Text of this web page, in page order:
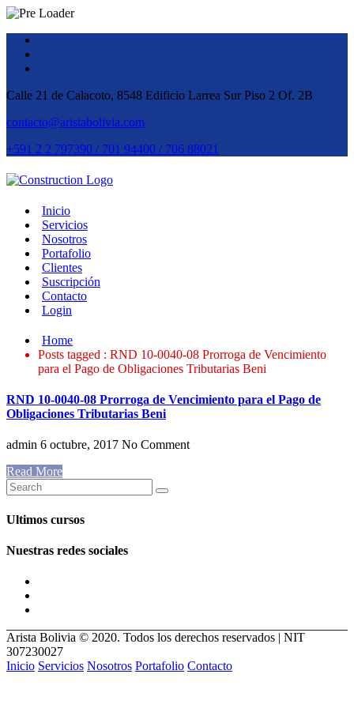
Calle 21 de Calacoto, 8548 Edificio Larrea Sur Piso 2 Of. 2B
contacto@aristabolivia.com
+591 2 2 797390 / 701 94400 / 706 88021
Inicio
Servicios
Nosotros
Portafolio
Clientes
Suscripción
Contacto
Login
Home
Posts tagged : RND 10-0040-08 Prorroga de Vencimiento
para el Pago de Obligaciones Tributarias Beni
RND 10-0040-08 Prorroga de Vencimiento para el Pago de
Obligaciones Tributarias Beni
admin 6 octubre, 2017 No Comment
Read More
Ultimos cursos
Nuestras redes sociales
Arista Bolivia © 2020. Todos los derechos reservados | NIT
307230027
Inicio Servicios Nosotros Portafolio Contacto